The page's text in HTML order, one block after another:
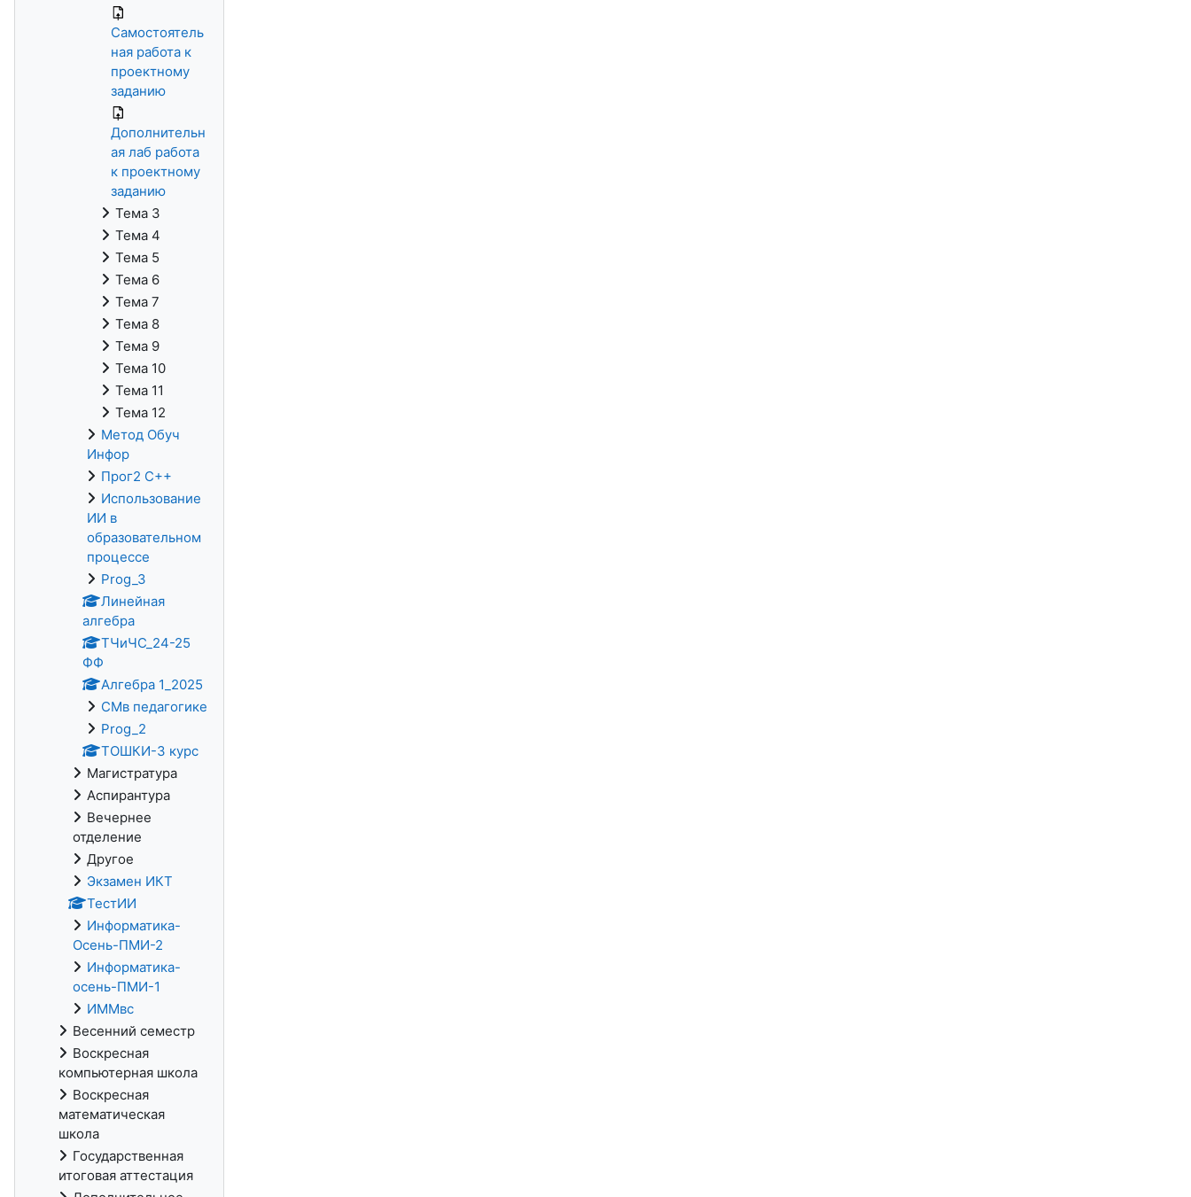
Самостоятель
ная работа к
проектному
заданию
Дополнительн
ая лаб работа
к проектному
заданию
Тема 3
Тема 4
Тема 5
Тема 6
Тема 7
Тема 8
Тема 9
Тема 10
Тема 11
Тема 12
Метод Обуч
Инфор
Прог2 С++
Использование
ИИ в
образовательном
процессе
Prog_3
Линейная
алгебра
ТЧиЧС_24-25
ФФ
Алгебра 1_2025
СМв педагогике
Prog_2
ТОШКИ-3 курс
Магистратура
Аспирантура
Вечернее
отделение
Другое
Экзамен ИКТ
ТестИИ
Информатика-
Осень-ПМИ-2
Информатика-
осень-ПМИ-1
ИММвс
Весенний семестр
Воскресная
компьютерная школа
Воскресная
математическая
школа
Государственная
итоговая аттестация